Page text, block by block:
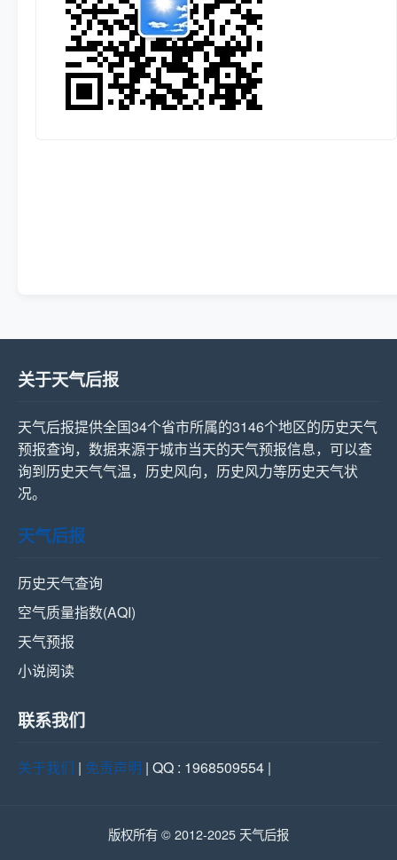
关于天气后报
天气后报提供全国34个省市所属的3146个地区的历史天气
预报查询，数据来源于城市当天的天气预报信息，可以查
询到历史天气气温，历史风向，历史风力等历史天气状
况。
天气后报
历史天气查询
空气质量指数(AQI)
天气预报
小说阅读
联系我们
关于我们 | 免责声明 | QQ : 1968509554 |
版权所有 © 2012-2025 天气后报